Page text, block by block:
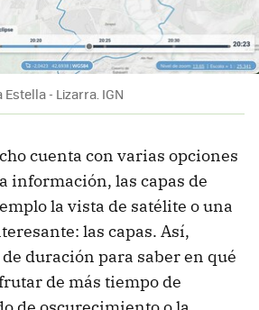
- Lizarra. IGN
cuenta con varias opciones
información, las capas de
la vista de satélite o una
las capas. Así,
duración para saber en qué
de más tiempo de